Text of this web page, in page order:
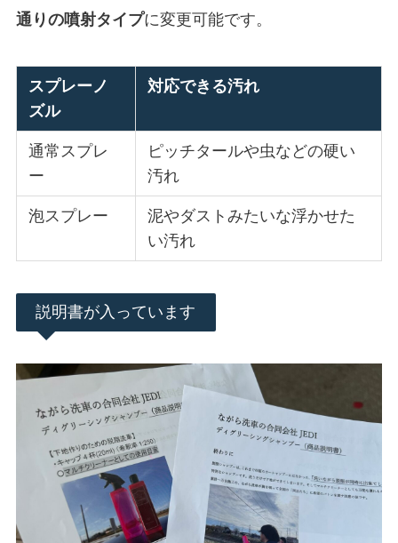
通りの噴射タイプに変更可能です。
スプレーノ
ズル
対応できる汚れ
通常スプレ
ー
ピッチタールや虫などの硬い
汚れ
泡スプレー
泥やダストみたいな浮かせた
い汚れ
説明書が入っています